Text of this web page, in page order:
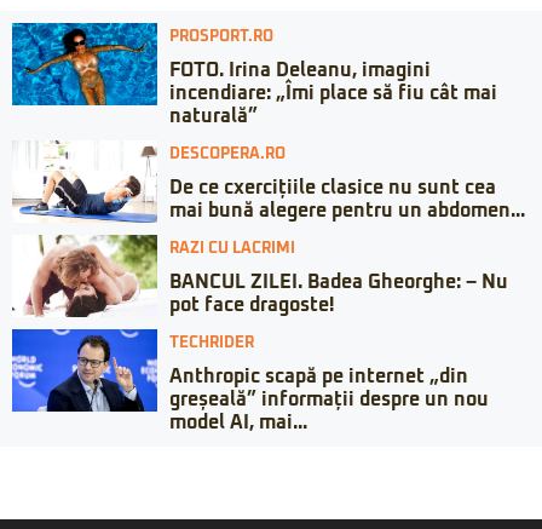
PROSPORT.RO
FOTO. Irina Deleanu, imagini
incendiare: „Îmi place să fiu cât mai
naturală”
DESCOPERA.RO
De ce cxercițiile clasice nu sunt cea
mai bună alegere pentru un abdomen...
RAZI CU LACRIMI
BANCUL ZILEI. Badea Gheorghe: – Nu
pot face dragoste!
TECHRIDER
Anthropic scapă pe internet „din
greșeală” informații despre un nou
model AI, mai...